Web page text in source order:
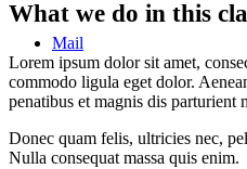
Mail
What we do in this
Lorem ipsum dolor sit amet,
commodo ligula eget dolor.
penatibus et magnis dis parturient
Donec quam felis, ultricies nec,
Nulla consequat massa quis enim.